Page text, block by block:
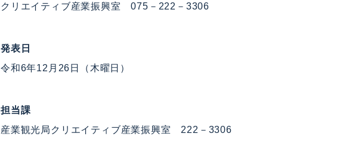
クリエイティブ産業振興室 075－222－3306
発表日
令和6年12月26日（木曜日）
担当課
産業観光局クリエイティブ産業振興室 222－3306